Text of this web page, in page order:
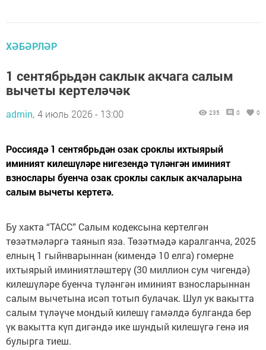
ХӘБӘРЛӘР
1 сентябрьдән саклык акчага салым
вычеты кертеләчәк
admin, 4 июль 2026 - 13:00 235 0 0
Россиядә 1 сентябрьдән озак сроклы ихтыярый
иминият килешүләре нигезендә түләнгән иминият
взнослары буенча озак сроклы саклык акчаларына
салым вычеты кертетә.
Бу хакта “ТАСС” Салым кодексына кертелгән
төзәтмәләргә таянып яза. Төзәтмәдә каралганча, 2025
елның 1 гыйнварыннан (кимендә 10 елга) гомерне
ихтыярый иминиятләштерү (30 миллион сум чигендә)
килешүләре буенча түләнгән иминият взносларыннан
салым вычетына исәп тотып булачак. Шул ук вакытта
салым түләүче мондый килешү гамәлдә булганда бер
үк вакытта күп дигәндә ике шундый килешүгә генә ия
булырга тиеш.